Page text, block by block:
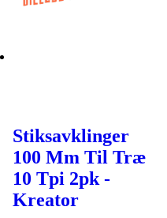
Stiksavklinger
100 Mm Til Træ
10 Tpi 2pk -
Kreator